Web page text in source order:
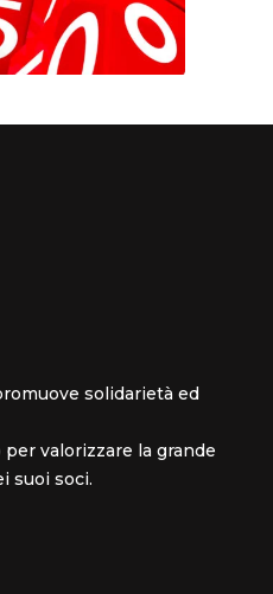
solidarietà ed
valorizzare la grande
suoi soci.